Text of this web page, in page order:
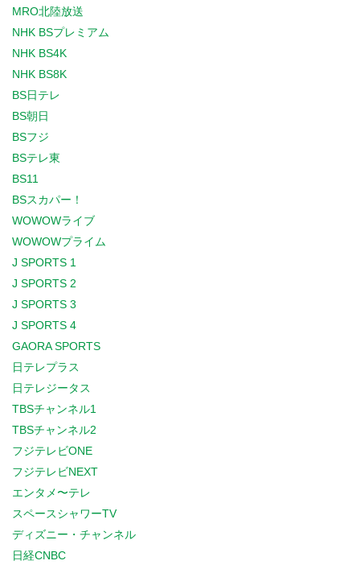
MRO北陸放送
NHK BSプレミアム
NHK BS4K
NHK BS8K
BS日テレ
BS朝日
BSフジ
BSテレ東
BS11
BSスカパー！
WOWOWライブ
WOWOWプライム
J SPORTS 1
J SPORTS 2
J SPORTS 3
J SPORTS 4
GAORA SPORTS
日テレプラス
日テレジータス
TBSチャンネル1
TBSチャンネル2
フジテレビONE
フジテレビNEXT
エンタメ〜テレ
スペースシャワーTV
ディズニー・チャンネル
日経CNBC